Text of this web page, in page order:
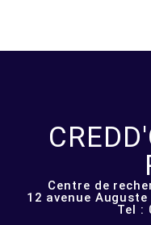
Centre de
12 avenue
Tel :